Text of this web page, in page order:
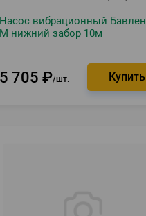
Насос вибрационный
М нижний забор 10м
5 705 ₽ шт.